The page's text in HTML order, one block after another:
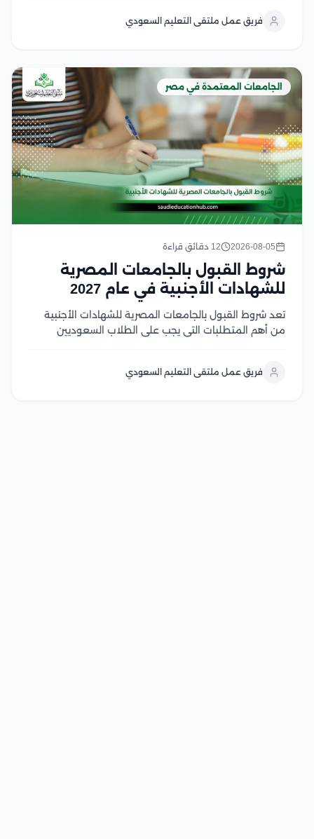
المطلوبة، واستيفاء معايير القبول، وتقديم المستندات
فريق عمل ملتقى التعليم السعودي
الجامعات المعتمدة في مصر
2026-08-05 12 دقائق قراءة
شروط القبول بالجامعات المصرية
للشهادات الأجنبية في عام 2027
تعد شروط القبول بالجامعات المصرية للشهادات الأجنبية
من أهم المتطلبات التي يجب على الطلاب السعوديين
الشهادة، واستيفاء المواد المؤهلة، وتحقيق متطلبات
فريق عمل ملتقى التعليم السعودي